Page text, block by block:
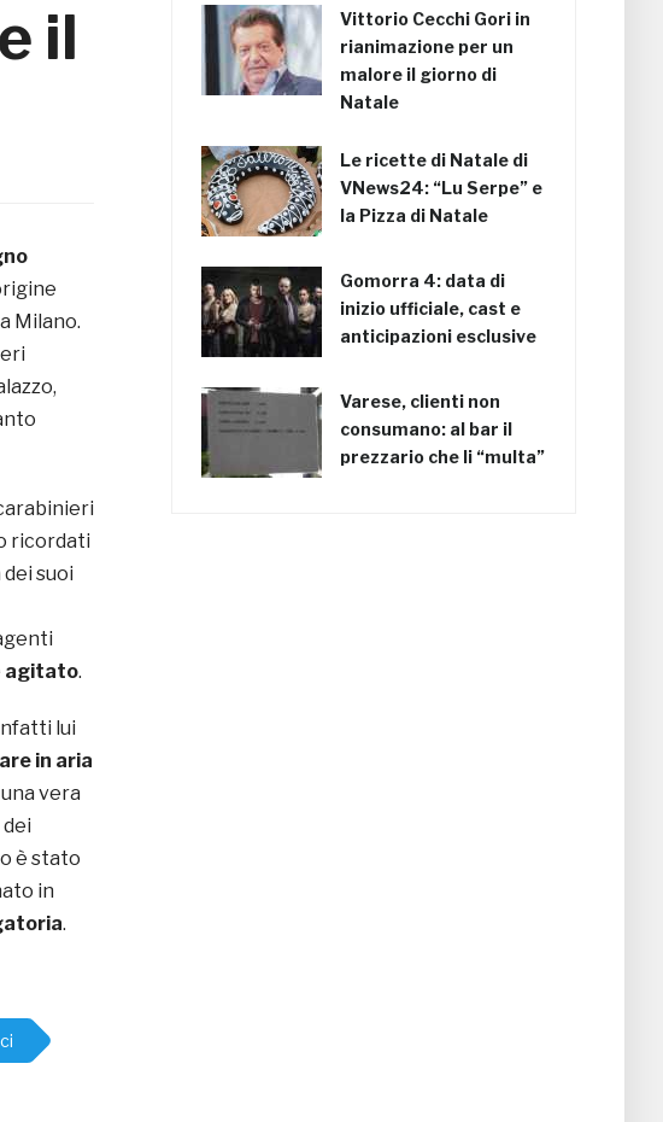
il
Milano.
ricordati
suoi
agitato.
lui
in aria
vera
è stato
in
.
Vittorio Cecchi Gori in
rianimazione per un
malore il giorno di
Natale
Le ricette di Natale di
VNews24: “Lu Serpe” e
la Pizza di Natale
Gomorra 4: data di
inizio ufficiale, cast e
anticipazioni esclusive
Varese, clienti non
consumano: al bar il
prezzario che li “multa”